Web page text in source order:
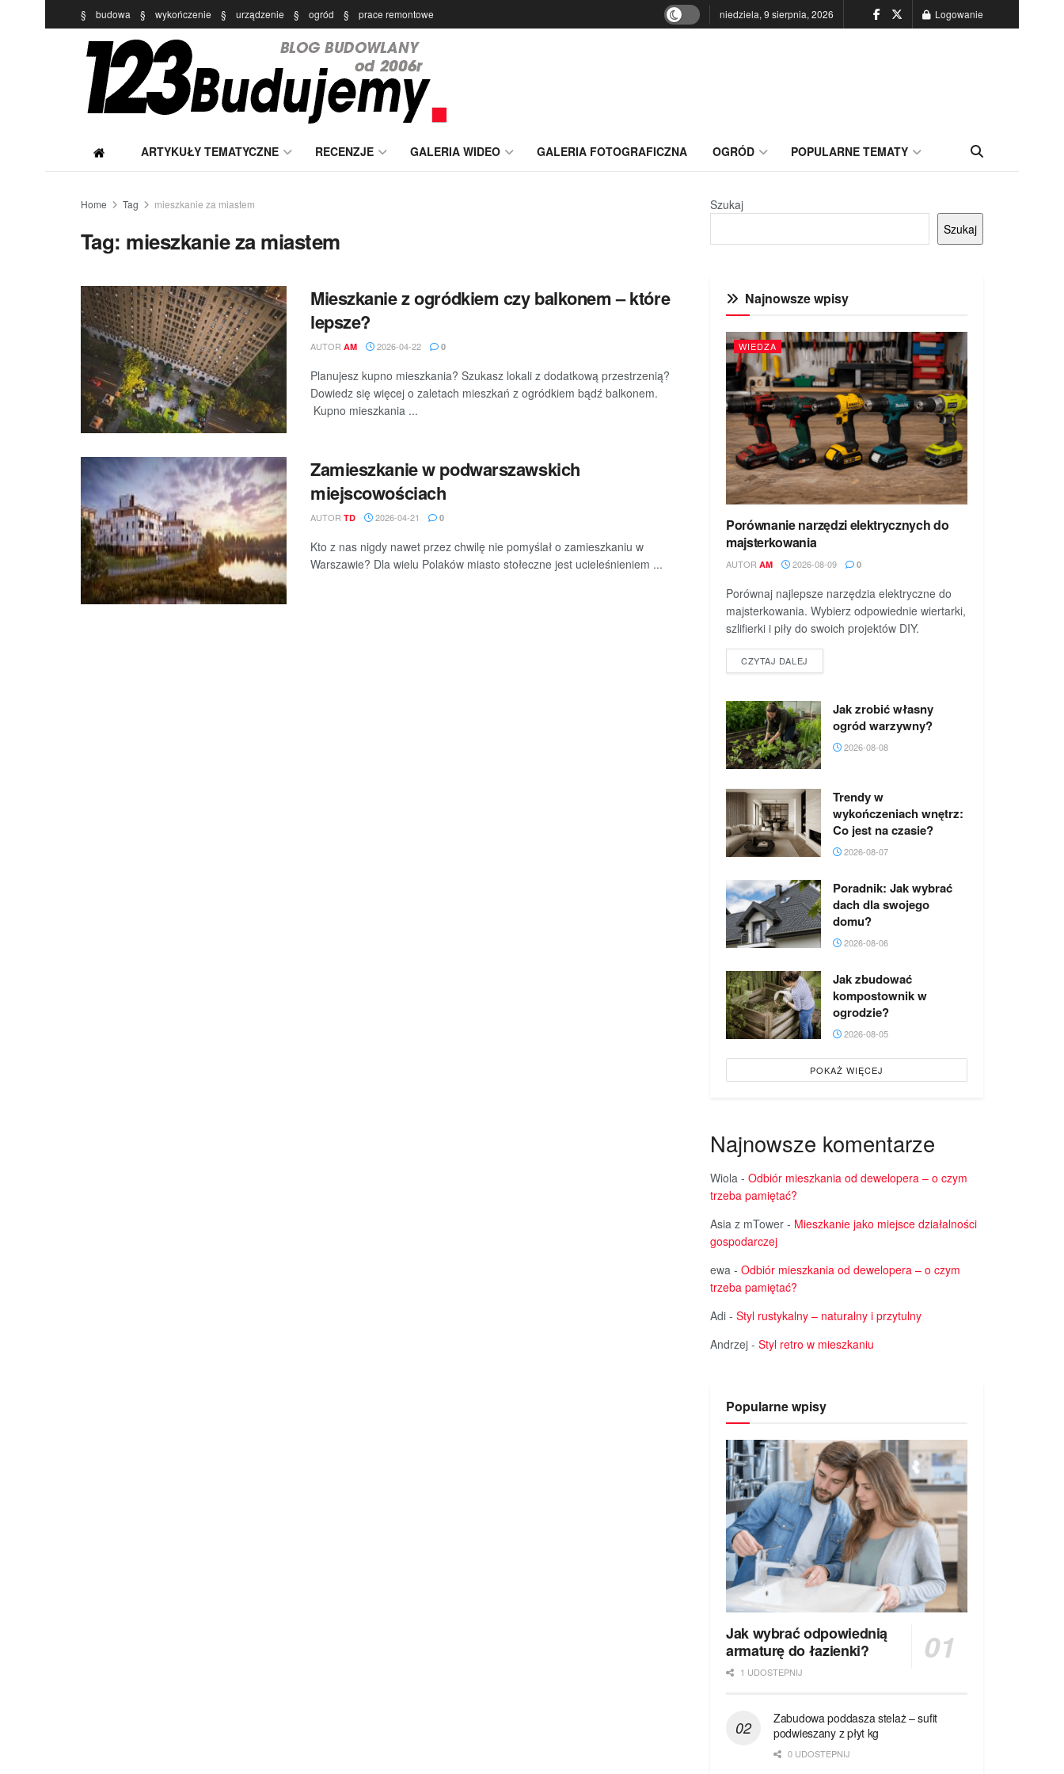
§ budowa § wykończenie § urządzenie § ogród § prace remontowe niedziela, 9 sierpnia, 2026 Logowanie
ARTYKUŁY TEMATYCZNE RECENZJE GALERIA WIDEO GALERIA FOTOGRAFICZNA OGRÓD POPULARNE TEMATY
Home Tag mieszkanie za miastem
Tag: mieszkanie za miastem
Mieszkanie z ogródkiem czy balkonem – które
lepsze?
AUTOR AM 2026-04-22 0
Planujesz kupno mieszkania? Szukasz lokali z dodatkową przestrzenią?
Dowiedz się więcej o zaletach mieszkań z ogródkiem bądź balkonem.
Kupno mieszkania ...
Zamieszkanie w podwarszawskich
miejscowościach
AUTOR TD 2026-04-21 0
Kto z nas nigdy nawet przez chwilę nie pomyślał o zamieszkaniu w
Warszawie? Dla wielu Polaków miasto stołeczne jest ucieleśnieniem ...
Szukaj
Szukaj
Najnowsze wpisy
WIEDZA
Porównanie narzędzi elektrycznych do
majsterkowania
AUTOR AM 2026-08-09 0
Porównaj najlepsze narzędzia elektryczne do
majsterkowania. Wybierz odpowiednie wiertarki,
szlifierki i piły do swoich projektów DIY.
CZYTAJ DALEJ
Jak zrobić własny
ogród warzywny?
2026-08-08
Trendy w
wykończeniach wnętrz:
Co jest na czasie?
2026-08-07
Poradnik: Jak wybrać
dach dla swojego
domu?
2026-08-06
Jak zbudować
kompostownik w
ogrodzie?
2026-08-05
POKAŻ WIĘCEJ
Najnowsze komentarze
Wiola - Odbiór mieszkania od dewelopera – o czym
trzeba pamiętać?
Asia z mTower - Mieszkanie jako miejsce działalności
gospodarczej
ewa - Odbiór mieszkania od dewelopera – o czym
trzeba pamiętać?
Adi - Styl rustykalny – naturalny i przytulny
Andrzej - Styl retro w mieszkaniu
Popularne wpisy
Jak wybrać odpowiednią
armaturę do łazienki?
1 UDOSTEPNIJ
Zabudowa poddasza stelaż – sufit
podwieszany z płyt kg
0 UDOSTEPNIJ